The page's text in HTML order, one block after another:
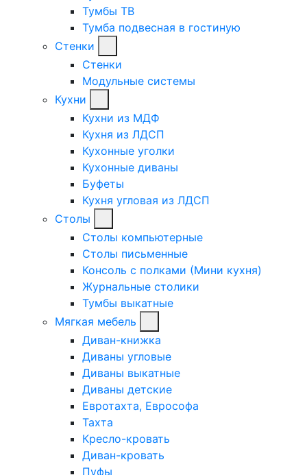
Тумбы ТВ
Тумба подвесная в гостиную
Стенки
Стенки
Модульные системы
Кухни
Кухни из МДФ
Кухня из ЛДСП
Кухонные уголки
Кухонные диваны
Буфеты
Кухня угловая из ЛДСП
Столы
Столы компьютерные
Столы письменные
Консоль с полками (Мини кухня)
Журнальные столики
Тумбы выкатные
Мягкая мебель
Диван-книжка
Диваны угловые
Диваны выкатные
Диваны детские
Евротахта, Еврософа
Тахта
Кресло-кровать
Диван-кровать
Пуфы